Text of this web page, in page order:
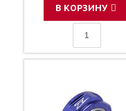
В КОРЗИНУ